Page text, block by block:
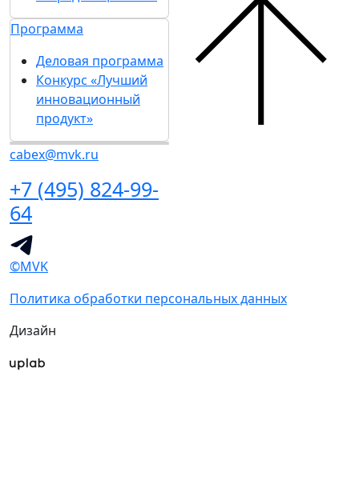
Программа
Деловая программа
Конкурс «Лучший
инновационный
продукт»
cabex@mvk.ru
+7 (495) 824-99-
64
©MVK
Политика обработки персональных данных
Дизайн